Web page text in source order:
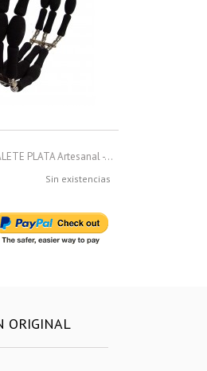
PLATA Artesanal -...
Sin existencias
ORIGINAL